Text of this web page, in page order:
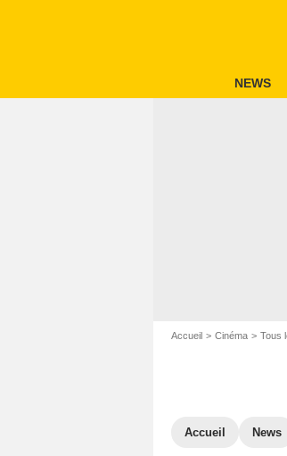
NEWS
Accueil Cinéma Tous
Accueil News